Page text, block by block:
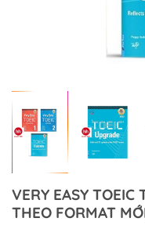
VERY EASY TOEIC
THEO FORMAT